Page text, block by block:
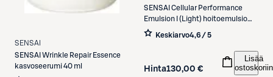
SENSAI
SENSAI Wrinkle Repair Essence
kasvoseerumi 40 ml
SENSAI Cellular Performance
Emulsion I (Light) hoitoemulsio
100 ml
Keskiarvo4,6 / 5
Hinta130,00 €
Lisää
ostoskoriin